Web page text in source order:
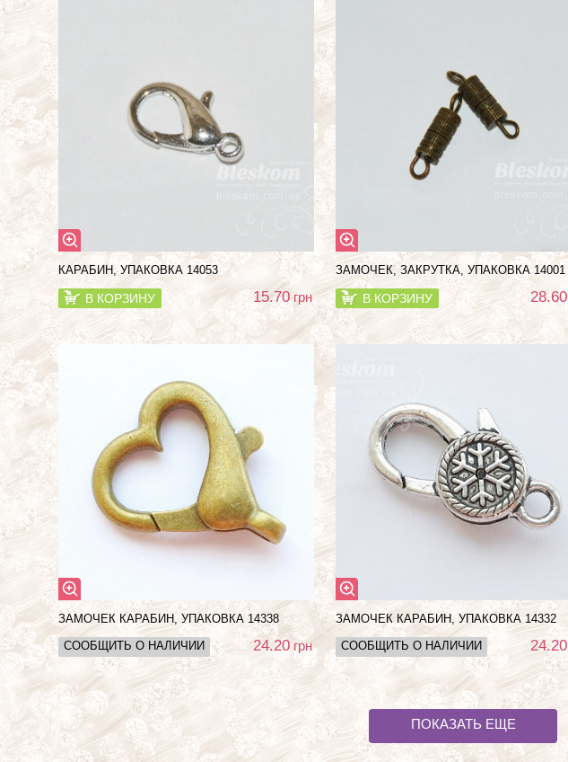
КАРАБИН, УПАКОВКА 14053
В КОРЗИНУ 15.70 грн
ЗАМОЧЕК, ЗАКРУТКА, УПАКОВКА 14001
В КОРЗИНУ 28.60
ЗАМОЧЕК КАРАБИН, УПАКОВКА 14338
СООБЩИТЬ О НАЛИЧИИ
24.20 грн
ЗАМОЧЕК КАРАБИН, УПАКОВКА 14332
СООБЩИТЬ О НАЛИЧИИ
24.20
ПОКАЗАТЬ ЕЩЕ